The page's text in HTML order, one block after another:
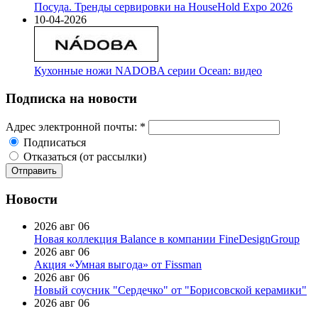
Посуда. Тренды сервировки на HouseHold Expo 2026
10-04-2026
Кухонные ножи NADOBA серии Ocean: видео
Подписка на новости
Адрес электронной почты: *
Подписаться
Отказаться (от рассылки)
Новости
2026 авг 06
Новая коллекция Balance в компании FineDesignGroup
2026 авг 06
Акция «Умная выгода» от Fissman
2026 авг 06
Новый соусник "Сердечко" от "Борисовской керамики"
2026 авг 06